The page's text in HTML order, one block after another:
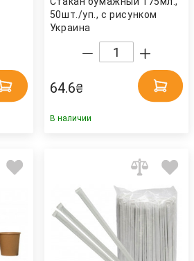
50шт./уп., с рисунком
Украина
64.6₴
В наличии